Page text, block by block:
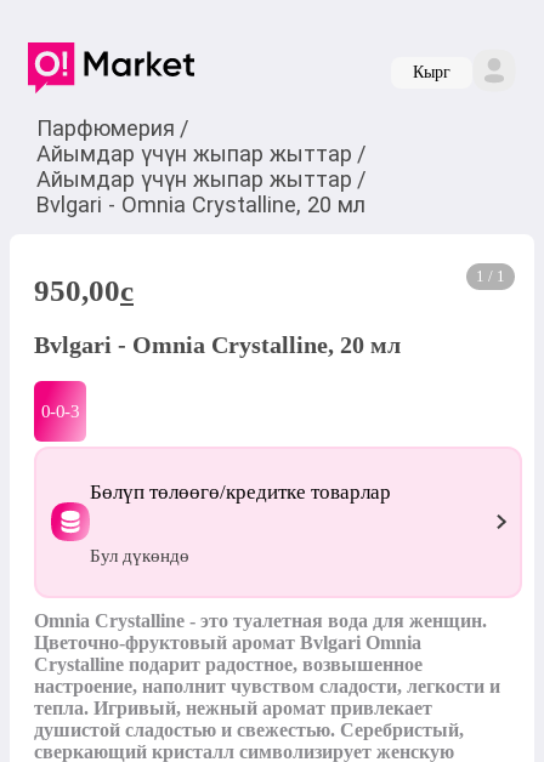
Кырг
Парфюмерия /
Айымдар үчүн жыпар жыттар /
Айымдар үчүн жыпар жыттар /
Bvlgari - Omnia Crystalline, 20 мл
1 / 1
950,00c
Bvlgari - Omnia Crystalline, 20 мл
0-0-3
Бөлүп төлөөгө/кредитке товарлар
Бул дүкөндө
Omnia Crystalline - это туалетная вода для женщин.
Цветочно-фруктовый аромат Bvlgari Omnia
Crystalline подарит радостное, возвышенное
настроение, наполнит чувством сладости, легкости и
тепла. Игривый, нежный аромат привлекает
душистой сладостью и свежестью. Серебристый,
сверкающий кристалл символизирует женскую